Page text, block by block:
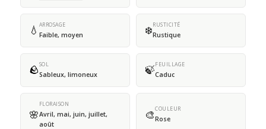
💧 ARROSAGE
Faible, moyen ❄️RUSTICITÉ
Rustique
🪨SOL
Sableux, limoneux 🍃FEUILLAGE
Caduc
🌸
FLORAISON
Avril, mai, juin, juillet,
août
🎨COULEUR
Rose